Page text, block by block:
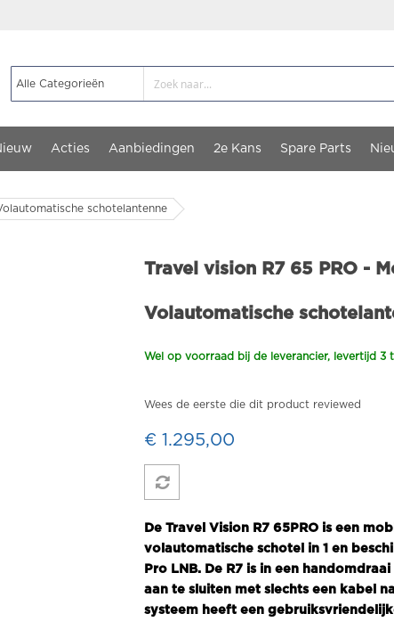
Acties Aanbiedingen 2e Kans Spare Parts
schotelantenne
Travel vision R7 65 PRO -
Volautomatische
Wel op voorraad bij de leverancier, levertijd 3
Wees de eerste die dit product reviewed
€ 1.295,00
De Travel Vision R7 65PRO is een
volautomatische schotel in 1 en
Pro LNB. De R7 is in een
aan te sluiten met slechts een kabel
systeem heeft een